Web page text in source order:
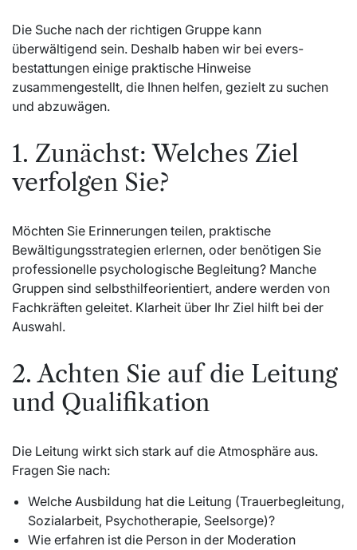
Die Suche nach der richtigen Gruppe kann
überwältigend sein. Deshalb haben wir bei evers-
bestattungen einige praktische Hinweise
zusammengestellt, die Ihnen helfen, gezielt zu suchen
und abzuwägen.
1. Zunächst: Welches Ziel
verfolgen Sie?
Möchten Sie Erinnerungen teilen, praktische
Bewältigungsstrategien erlernen, oder benötigen Sie
professionelle psychologische Begleitung? Manche
Gruppen sind selbsthilfeorientiert, andere werden von
Fachkräften geleitet. Klarheit über Ihr Ziel hilft bei der
Auswahl.
2. Achten Sie auf die Leitung
und Qualifikation
Die Leitung wirkt sich stark auf die Atmosphäre aus.
Fragen Sie nach:
Welche Ausbildung hat die Leitung (Trauerbegleitung,
Sozialarbeit, Psychotherapie, Seelsorge)?
Wie erfahren ist die Person in der Moderation